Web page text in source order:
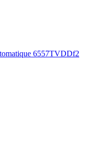
6557TVDDf2